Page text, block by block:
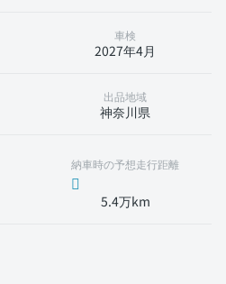
車検
2027年4月
出品地域
神奈川県
納車時の予想走行距離
5.4万km